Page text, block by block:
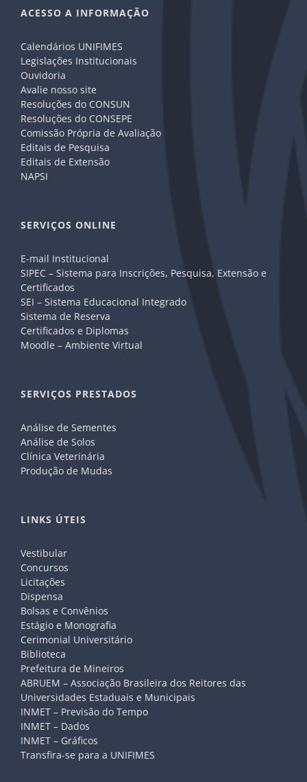
ACESSO A INFORMAÇÃO
Calendários UNIFIMES
Legislações Institucionais
Ouvidoria
Avalie nosso site
Resoluções do CONSUN
Resoluções do CONSEPE
Comissão Própria de Avaliação
Editais de Pesquisa
Editais de Extensão
NAPSI
SERVIÇOS ONLINE
E-mail Institucional
SIPEC – Sistema para Inscrições, Pesquisa, Extensão e
Certificados
SEI – Sistema Educacional Integrado
Sistema de Reserva
Certificados e Diplomas
Moodle – Ambiente Virtual
SERVIÇOS PRESTADOS
Análise de Sementes
Análise de Solos
Clínica Veterinária
Produção de Mudas
LINKS ÚTEIS
Vestibular
Concursos
Licitações
Dispensa
Bolsas e Convênios
Estágio e Monografia
Cerimonial Universitário
Biblioteca
Prefeitura de Mineiros
ABRUEM – Associação Brasileira dos Reitores das
Universidades Estaduais e Municipais
INMET – Previsão do Tempo
INMET – Dados
INMET – Gráficos
Transfira-se para a UNIFIMES